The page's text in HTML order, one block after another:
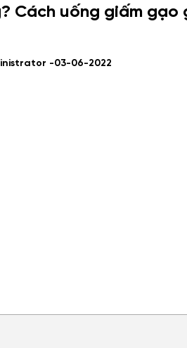
Cách uống giấm gạo
-03-06-2022